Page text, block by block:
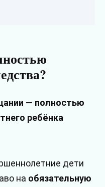
— полностью
ребёнка
дети
на обязательную